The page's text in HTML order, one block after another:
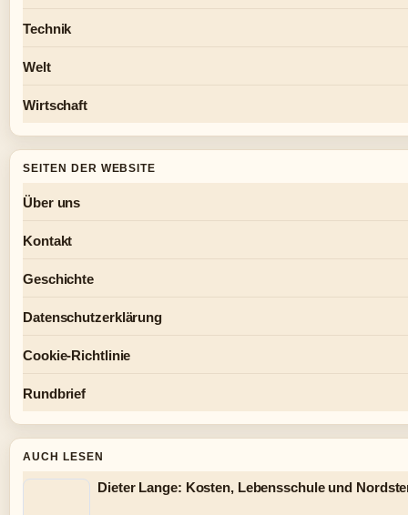
Technik
Welt
Wirtschaft
SEITEN DER WEBSITE
Über uns
Kontakt
Geschichte
Datenschutzerklärung
Cookie-Richtlinie
Rundbrief
AUCH LESEN
Dieter Lange: Kosten, Lebensschule und